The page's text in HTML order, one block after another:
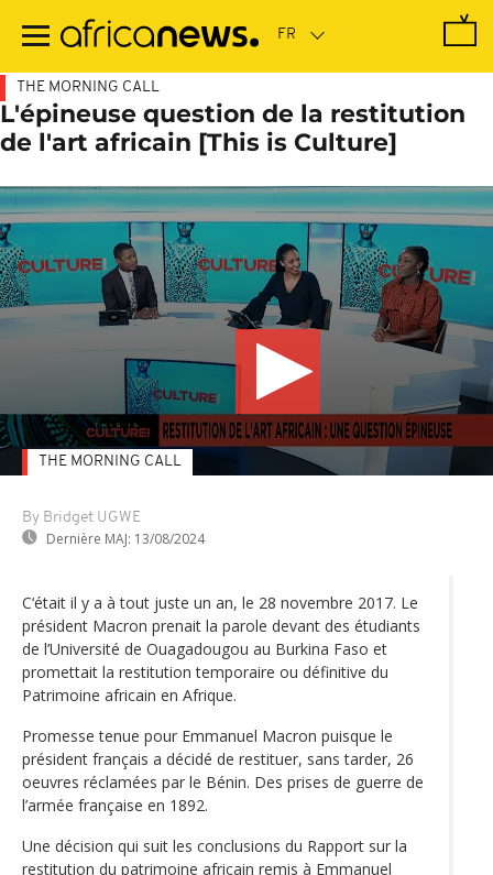
contenu
THE MORNING CALL
L'épineuse question de la restitution
de l'art africain [This is Culture]
By Bridget UGWE
Dernière MAJ: 13/08/2024
THE MORNING CALL
C‘était il y a à tout juste un an, le 28 novembre 2017. Le
président Macron prenait la parole devant des étudiants
de l’Université de Ouagadougou au Burkina Faso et
promettait la restitution temporaire ou définitive du
Patrimoine africain en Afrique.
Promesse tenue pour Emmanuel Macron puisque le
président français a décidé de restituer, sans tarder, 26
oeuvres réclamées par le Bénin. Des prises de guerre de
l’armée française en 1892.
Une décision qui suit les conclusions du Rapport sur la
restitution du patrimoine africain remis à Emmanuel